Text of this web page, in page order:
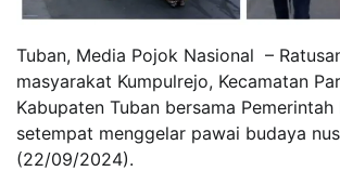
Tuban, Media Pojok Nasional –
masyarakat Kumpulrejo, Kecamatan
Kabupaten Tuban bersama Pemerintah
setempat menggelar pawai budaya
(22/09/2024).